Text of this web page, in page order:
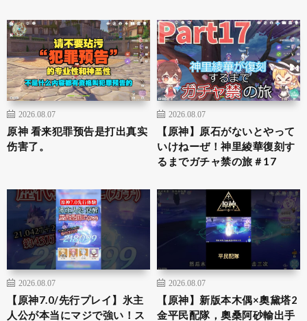
2026.08.07
原神 看来犯罪预告是打出真实
伤害了。
2026.08.07
【原神】原石がないとやって
いけねーぜ！神里綾華復刻す
るまでガチャ禁の旅＃17
2026.08.07
【原神7.0/先行プレイ】氷主
人公が本当にマジで強い！ス
2026.08.07
【原神】新版本木偶×奧黛塔2
金平民配隊，奧桑阿砂輸出手